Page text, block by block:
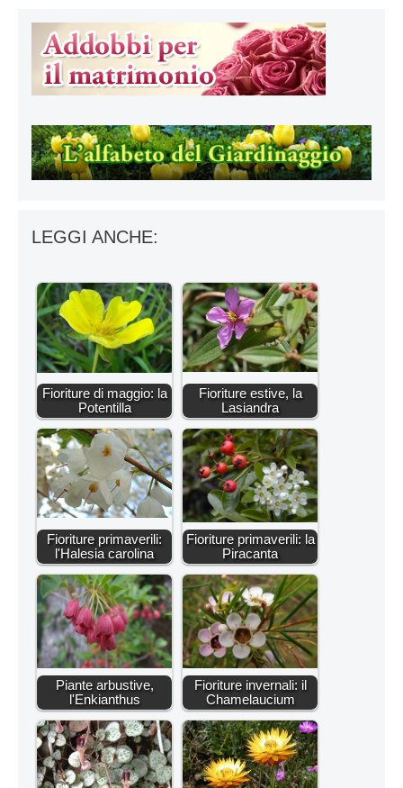
LEGGI ANCHE:
Fioriture di maggio: la
Potentilla
Fioriture estive, la
Lasiandra
Fioriture primaverili:
l'Halesia carolina
Fioriture primaverili: la
Piracanta
Piante arbustive,
l'Enkianthus
Fioriture invernali: il
Chamelaucium